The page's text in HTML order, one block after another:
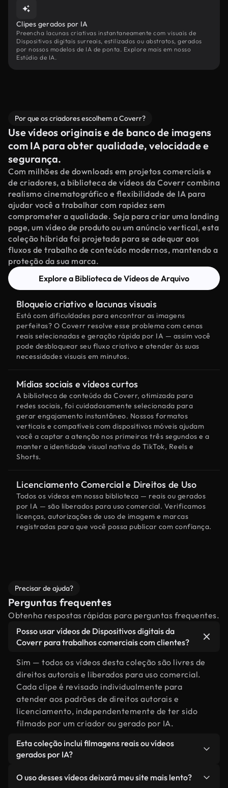
Clipes gerados por IA
Preencha lacunas criativas instantaneamente com visuais de
Dispositivos digitais surreais, estilizados ou abstratos, gerados
por nossos modelos de IA de ponta. Explore mais em nosso
Estúdio de IA.
Por que os criadores escolhem a Coverr?
Use vídeos originais e de banco de imagens
com IA para obter qualidade, velocidade e
segurança.
Com milhões de downloads em projetos comerciais e
de criadores, a biblioteca de vídeos da Coverr combina
realismo cinematográfico e flexibilidade de IA para
ajudar você a trabalhar com rapidez sem
comprometer a qualidade. Seja para criar uma landing
page, um vídeo de produto ou um anúncio vertical, esta
coleção híbrida foi projetada para se adequar aos
fluxos de trabalho de conteúdo modernos, mantendo a
proteção da sua marca.
Explore a Biblioteca de Vídeos de Arquivo
Bloqueio criativo e lacunas visuais
Está com dificuldades para encontrar as imagens
perfeitas? O Coverr resolve esse problema com cenas
reais selecionadas e geração rápida por IA — assim você
pode desbloquear seu fluxo criativo e atender às suas
necessidades visuais em minutos.
Mídias sociais e vídeos curtos
A biblioteca de conteúdo da Coverr, otimizada para
redes sociais, foi cuidadosamente selecionada para
gerar engajamento instantâneo. Nossos formatos
verticais e compatíveis com dispositivos móveis ajudam
você a captar a atenção nos primeiros três segundos e a
manter a identidade visual nativa do TikTok, Reels e
Shorts.
Licenciamento Comercial e Direitos de Uso
Todos os vídeos em nossa biblioteca — reais ou gerados
por IA — são liberados para uso comercial. Verificamos
licenças, autorizações de uso de imagem e marcas
registradas para que você possa publicar com confiança.
Precisar de ajuda?
Perguntas frequentes
Obtenha respostas rápidas para perguntas frequentes.
Posso usar vídeos de Dispositivos digitais da
Coverr para trabalhos comerciais com clientes?
Sim — todos os vídeos desta coleção são livres de
direitos autorais e liberados para uso comercial.
Cada clipe é revisado individualmente para
atender aos padrões de direitos autorais e
licenciamento, independentemente de ter sido
filmado por um criador ou gerado por IA.
Esta coleção inclui filmagens reais ou vídeos
gerados por IA?
por filmagens reais, feitas por humanos,
O uso desses vídeos deixará meu site mais lento?